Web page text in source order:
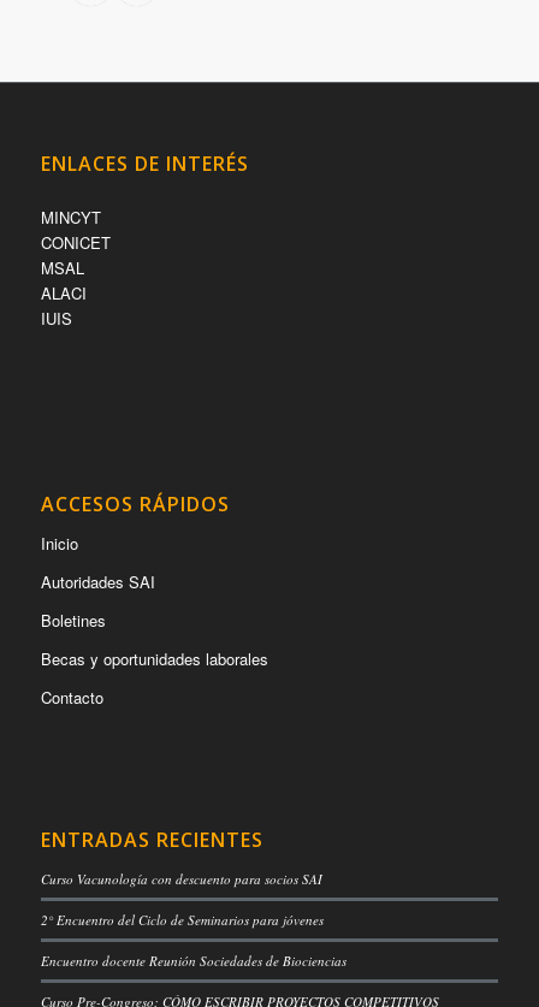
ENLACES DE INTERÉS
MINCYT
CONICET
MSAL
ALACI
IUIS
ACCESOS RÁPIDOS
Inicio
Autoridades SAI
Boletines
Becas y oportunidades laborales
Contacto
ENTRADAS RECIENTES
Curso Vacunología con descuento para socios SAI
2° Encuentro del Ciclo de Seminarios para jóvenes
Encuentro docente Reunión Sociedades de Biociencias
Curso Pre-Congreso: CÓMO ESCRIBIR PROYECTOS COMPETITIVOS